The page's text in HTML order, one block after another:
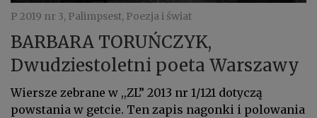
P 2019 nr 3, Palimpsest, Poezja i świat
BARBARA TORUŃCZYK,
Dwudziestoletni poeta Warszawy
Wiersze zebrane w ,,ZL” 2013 nr 1/121 dotyczą
powstania w getcie. Ten zapis nagonki i polowania